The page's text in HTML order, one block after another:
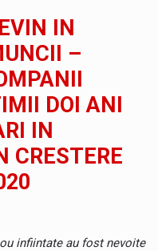
IN
–
DOI ANI
IN
CRESTERE
infiintate au fost nevoite